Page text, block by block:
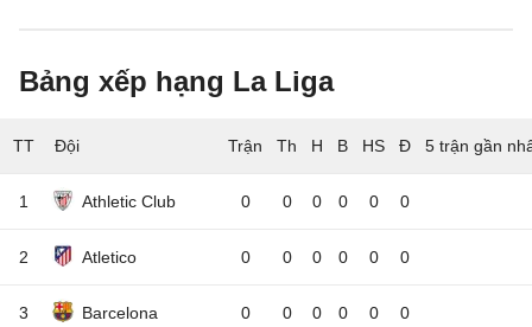
Bảng xếp hạng La Liga
TT Đội 5 trận gần
1 Athletic Club 0 0 0 0 0 0
2 Atletico 0 0 0 0 0 0
3 Barcelona 0 0 0 0 0 0